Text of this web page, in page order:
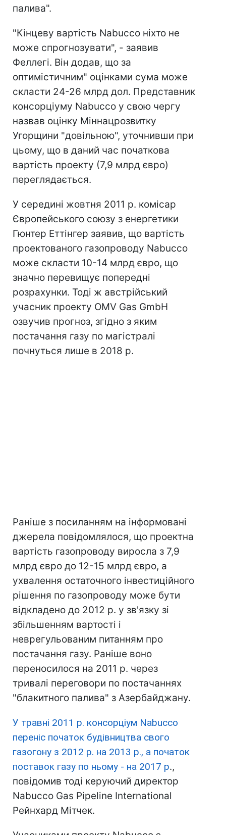
палива".
"Кінцеву вартість Nabucco ніхто не
може спрогнозувати", - заявив
Феллегі. Він додав, що за
оптимістичним" оцінками сума може
скласти 24-26 млрд дол. Представник
консорціуму Nabucco у свою чергу
назвав оцінку Міннацрозвитку
Угорщини "довільною", уточнивши при
цьому, що в даний час початкова
вартість проекту (7,9 млрд євро)
переглядається.
У середині жовтня 2011 р. комісар
Європейського союзу з енергетики
Гюнтер Еттінгер заявив, що вартість
проектованого газопроводу Nabucco
може скласти 10-14 млрд євро, що
значно перевищує попередні
розрахунки. Тоді ж австрійський
учасник проекту OMV Gas GmbH
озвучив прогноз, згідно з яким
постачання газу по магістралі
почнуться лише в 2018 р.
Раніше з посиланням на інформовані
джерела повідомлялося, що проектна
вартість газопроводу виросла з 7,9
млрд євро до 12-15 млрд євро, а
ухвалення остаточного інвестиційного
рішення по газопроводу може бути
відкладено до 2012 р. у зв'язку зі
збільшенням вартості і
неврегульованим питанням про
постачання газу. Раніше воно
переносилося на 2011 р. через
тривалі переговори по постачаннях
"блакитного палива" з Азербайджану.
У травні 2011 р. консорціум Nabucco
переніс початок будівництва свого
газогону з 2012 р. на 2013 р., а початок
поставок газу по ньому - на 2017 р.,
повідомив тоді керуючий директор
Nabucco Gas Pipeline International
Рейнхард Мітчек.